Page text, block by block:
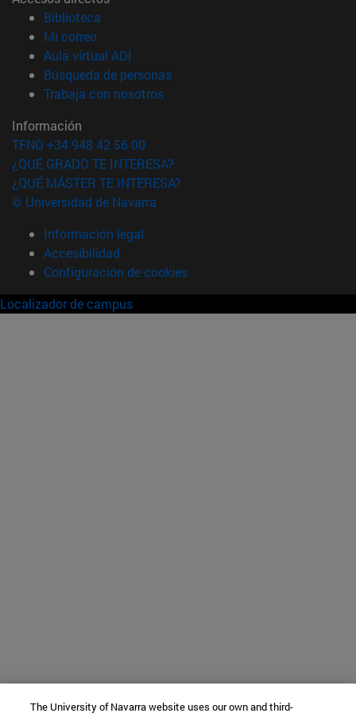
Biblioteca
Mi correo(abre en nueva ventana)
Aula virtual ADI
Búsqueda de personas(abre en nueva ventana)
Trabaja con nosotros(abre en nueva ventana)
Información
TFNO +34 948 42 56 00
¿QUÉ GRADO TE INTERESA?
¿QUÉ MÁSTER TE INTERESA?
© Universidad de Navarra
Información legal
Accesibilidad
Configuración de cookies
Localizador de campus
The University of Navarra website uses our own and third-